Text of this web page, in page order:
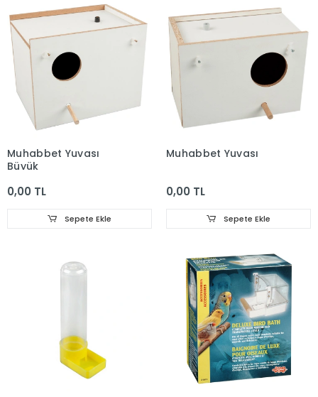
Muhabbet Yuvası
Büyük
0,00 TL
Sepete Ekle
Muhabbet Yuvası
0,00 TL
Sepete Ekle